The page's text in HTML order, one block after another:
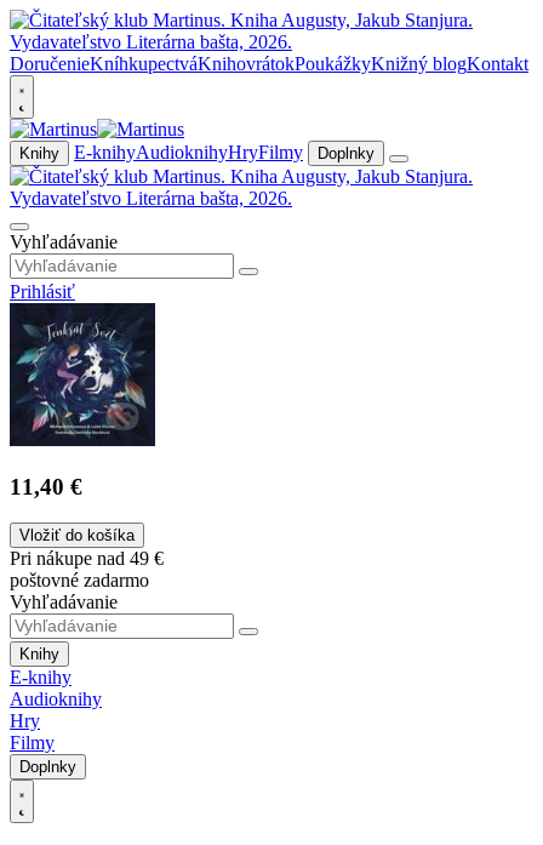
DoručenieKníhkupectváKnihovrátokPoukážkyKnižný blogKontakt
Knihy E-knihyAudioknihyHryFilmy Doplnky
Vyhľadávanie
Prihlásiť
11,40 €
Vložiť do košíka
Pri nákupe nad 49 €
poštovné zadarmo
Vyhľadávanie
Knihy
E-knihy
Audioknihy
Hry
Filmy
Doplnky